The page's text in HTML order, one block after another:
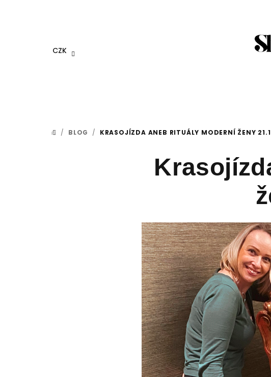
CZK
DOMŮ
/ BLOG / KRASOJÍZDA ANEB RITUÁLY MODERNÍ ŽENY